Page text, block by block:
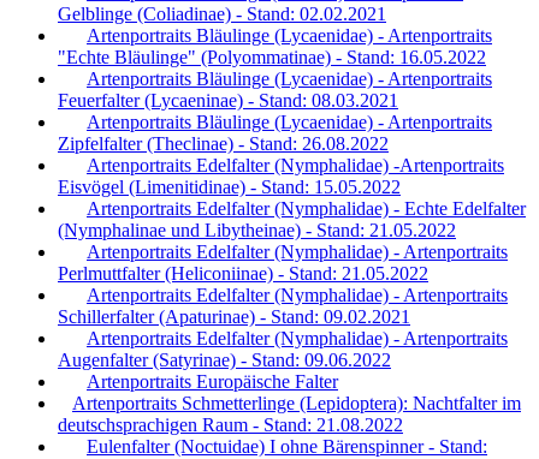
Gelblinge (Coliadinae) - Stand: 02.02.2021
Artenportraits Bläulinge (Lycaenidae) - Artenportraits
"Echte Bläulinge" (Polyommatinae) - Stand: 16.05.2022
Artenportraits Bläulinge (Lycaenidae) - Artenportraits
Feuerfalter (Lycaeninae) - Stand: 08.03.2021
Artenportraits Bläulinge (Lycaenidae) - Artenportraits
Zipfelfalter (Theclinae) - Stand: 26.08.2022
Artenportraits Edelfalter (Nymphalidae) -Artenportraits
Eisvögel (Limenitidinae) - Stand: 15.05.2022
Artenportraits Edelfalter (Nymphalidae) - Echte Edelfalter
(Nymphalinae und Libytheinae) - Stand: 21.05.2022
Artenportraits Edelfalter (Nymphalidae) - Artenportraits
Perlmuttfalter (Heliconiinae) - Stand: 21.05.2022
Artenportraits Edelfalter (Nymphalidae) - Artenportraits
Schillerfalter (Apaturinae) - Stand: 09.02.2021
Artenportraits Edelfalter (Nymphalidae) - Artenportraits
Augenfalter (Satyrinae) - Stand: 09.06.2022
Artenportraits Europäische Falter
Artenportraits Schmetterlinge (Lepidoptera): Nachtfalter im
deutschsprachigen Raum - Stand: 21.08.2022
Eulenfalter (Noctuidae) I ohne Bärenspinner - Stand: